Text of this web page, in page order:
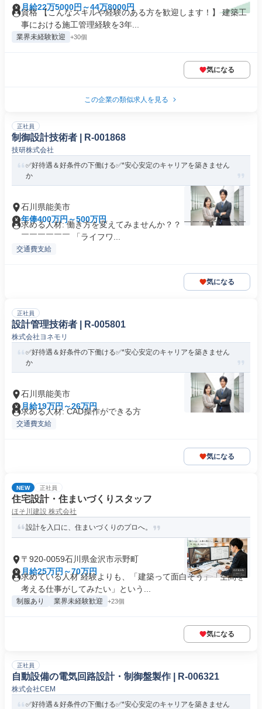
月給22万5000円～44万8000円
資格 【こんなスキルや経験のある方を歓迎します！】 建築工
事における施工管理経験を3年...
業界未経験歓迎 +30個
気になる
この企業の類似求人を見る
正社員
制御設計技術者 | R-001868
技研株式会社
✅好待遇＆好条件の下働ける✅*安心安定のキャリアを築きません
か
石川県能美市
年俸400万円～500万円
求める人材: 働き方を変えてみませんか？？ ￣￣￣V￣￣￣￣
￣￣￣￣￣￣ 「ライフワ...
交通費支給
気になる
正社員
設計管理技術者 | R-005801
株式会社ヨネモリ
✅好待遇＆好条件の下働ける✅*安心安定のキャリアを築きません
か
石川県能美市
月給19万円～26万円
求める人材: CAD操作ができる方
交通費支給
気になる
NEW 正社員
住宅設計・住まいづくりスタッフ
ほそ川建設 株式会社
設計を入口に、住まいづくりのプロへ。
〒920-0059石川県金沢市示野町
月給25万円～70万円
求めている人材 経験よりも、「建築って面白そう」「空間を
考える仕事がしてみたい」という...
制服あり 業界未経験歓迎 +23個
気になる
正社員
自動設備の電気回路設計・制御盤製作 | R-006321
株式会社CEM
✅好待遇＆好条件の下働ける✅*安心安定のキャリアを築きません